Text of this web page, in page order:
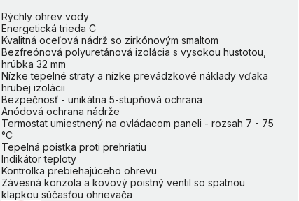
Rýchly ohrev vody
Energetická trieda C
Kvalitná oceľová nádrž so zirkónovým smaltom
Bezfreónová polyuretánová izolácia s vysokou hustotou,
hrúbka 32 mm
Nízke tepelné straty a nízke prevádzkové náklady vďaka
hrubej izolácii
Bezpečnosť - unikátna 5-stupňová ochrana
Anódová ochrana nádrže
Termostat umiestnený na ovládacom paneli - rozsah 7 - 75
°C
Tepelná poistka proti prehriatiu
Indikátor teploty
Kontrolka prebiehajúceho ohrevu
Závesná konzola a kovový poistný ventil so spätnou
klapkou súčasťou ohrievača